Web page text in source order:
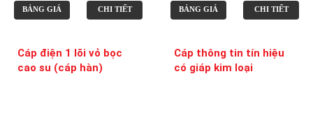
BẢNG GIÁ CHI TIẾT BẢNG GIÁ CHI TIẾT
Cáp điện 1 lõi vỏ bọc
cao su (cáp hàn)
Cáp thông tin tín hiệu
có giáp kim loại